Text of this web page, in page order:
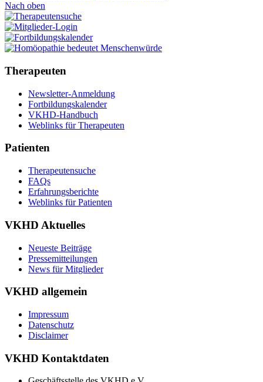
Nach oben
Therapeuten
Newsletter-Anmeldung
Fortbildungskalender
VKHD-Handbuch
Weblinks für Therapeuten
Patienten
Therapeutensuche
FAQs
Erfahrungsberichte
Weblinks für Patienten
VKHD Aktuelles
Neueste Beiträge
Pressemitteilungen
News für Mitglieder
VKHD allgemein
Impressum
Datenschutz
Disclaimer
VKHD Kontaktdaten